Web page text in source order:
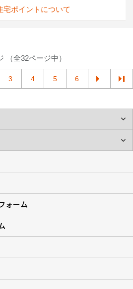
宅ポイントについて
（全32ページ中）
3 4 5 6
方
ォーム
いて
ン (52)
ン (44)
ョン (11)
ラス